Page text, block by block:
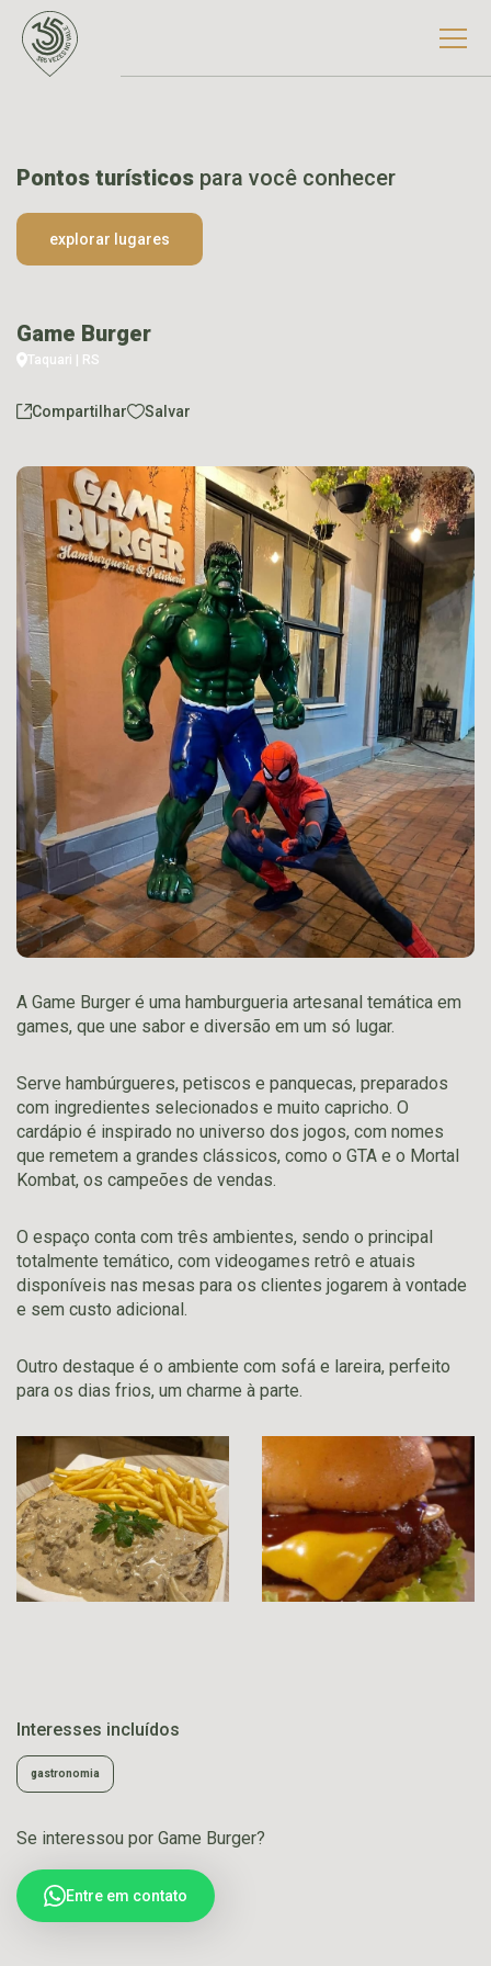
Pontos turísticos para você conhecer
explorar lugares
Game Burger
Taquari | RS
Compartilhar Salvar
A Game Burger é uma hamburgueria artesanal temática em
games, que une sabor e diversão em um só lugar.
Serve hambúrgueres, petiscos e panquecas, preparados
com ingredientes selecionados e muito capricho. O
cardápio é inspirado no universo dos jogos, com nomes
que remetem a grandes clássicos, como o GTA e o Mortal
Kombat, os campeões de vendas.
O espaço conta com três ambientes, sendo o principal
totalmente temático, com videogames retrô e atuais
disponíveis nas mesas para os clientes jogarem à vontade
e sem custo adicional.
Outro destaque é o ambiente com sofá e lareira, perfeito
para os dias frios, um charme à parte.
Interesses incluídos
gastronomia
Se interessou por Game Burger?
Entre em contato